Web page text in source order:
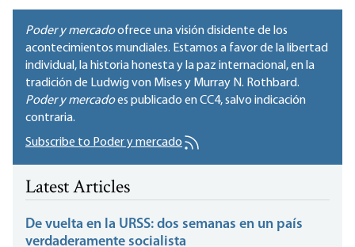
Poder y mercadoofrece una visión disidente de los
acontecimientos mundiales. Estamos a favor de la libertad
individual, la historia honesta y la paz internacional, en la
tradición de Ludwig von Mises y Murray N. Rothbard.
Poder y mercadoes publicado enCC4, salvo indicación
contraria.
Subscribe to Poder y mercado
Latest Articles
De vuelta en la URSS: dos semanas en un país
verdaderamente socialista